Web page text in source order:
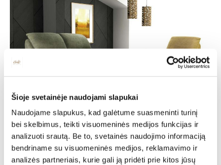
Šioje svetainėje naudojami slapukai
Naudojame slapukus, kad galėtume suasmeninti turinį
bei skelbimus, teikti visuomeninės medijos funkcijas ir
analizuoti srautą. Be to, svetainės naudojimo informaciją
bendriname su visuomeninės medijos, reklamavimo ir
analizės partneriais, kurie gali ją pridėti prie kitos jūsų
Minkšti baldai -
jaukumas ir stilius jūsų
namuose